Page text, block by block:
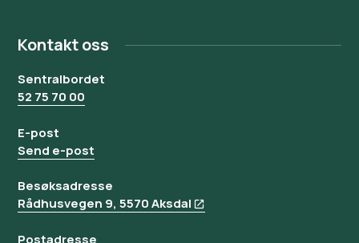
Kontakt oss
Sentralbordet
52 75 70 00
E-post
Send e-post
Besøksadresse
Rådhusvegen 9, 5570 Aksdal
Postadresse